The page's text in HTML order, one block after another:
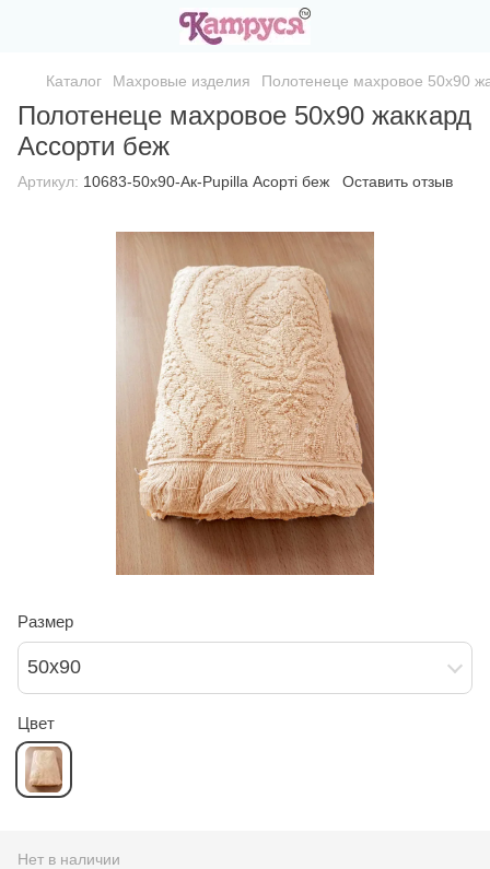
Каталог Махровые изделия Полотенеце махровое 50х90
Полотенеце махровое 50х90 жаккард
Ассорти беж
Артикул: 10683-50х90-Ак-Pupilla Асорті беж Оставить отзыв
Размер
50х90
Цвет
Нет в наличии